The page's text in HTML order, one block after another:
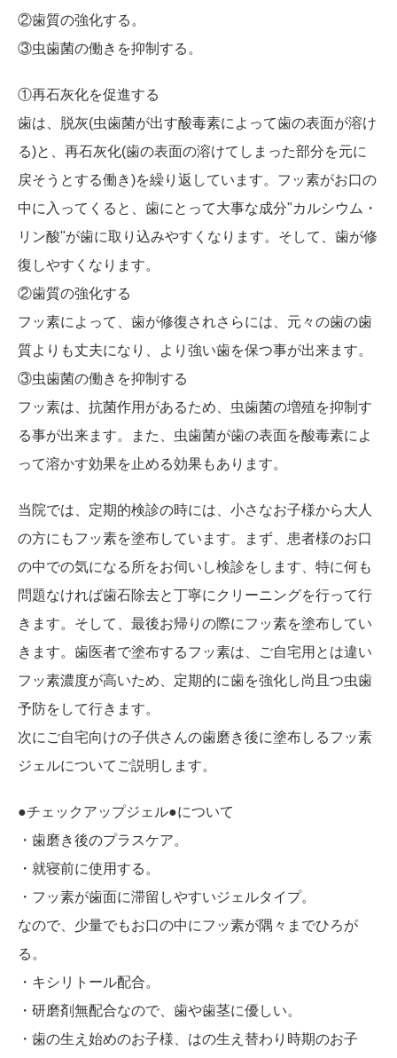
②歯質の強化する。
③虫歯菌の働きを抑制する。
①再石灰化を促進する
歯は、脱灰(虫歯菌が出す酸毒素によって歯の表面が溶け
る)と、再石灰化(歯の表面の溶けてしまった部分を元に
戻そうとする働き)を繰り返しています。フッ素がお口の
中に入ってくると、歯にとって大事な成分"カルシウム・
リン酸"が歯に取り込みやすくなります。そして、歯が修
復しやすくなります。
②歯質の強化する
フッ素によって、歯が修復されさらには、元々の歯の歯
質よりも丈夫になり、より強い歯を保つ事が出来ます。
③虫歯菌の働きを抑制する
フッ素は、抗菌作用があるため、虫歯菌の増殖を抑制す
る事が出来ます。また、虫歯菌が歯の表面を酸毒素によ
って溶かす効果を止める効果もあります。
当院では、定期的検診の時には、小さなお子様から大人
の方にもフッ素を塗布しています。まず、患者様のお口
の中での気になる所をお伺いし検診をします、特に何も
問題なければ歯石除去と丁寧にクリーニングを行って行
きます。そして、最後お帰りの際にフッ素を塗布してい
きます。歯医者で塗布するフッ素は、ご自宅用とは違い
フッ素濃度が高いため、定期的に歯を強化し尚且つ虫歯
予防をして行きます。
次にご自宅向けの子供さんの歯磨き後に塗布しるフッ素
ジェルについてご説明します。
●チェックアップジェル●について
・歯磨き後のプラスケア。
・就寝前に使用する。
・フッ素が歯面に滞留しやすいジェルタイプ。
なので、少量でもお口の中にフッ素が隅々までひろが
る。
・キシリトール配合。
・研磨剤無配合なので、歯や歯茎に優しい。
・歯の生え始めのお子様、はの生え替わり時期のお子